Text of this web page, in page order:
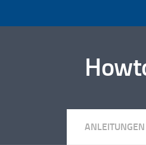
ANLEITUNGEN